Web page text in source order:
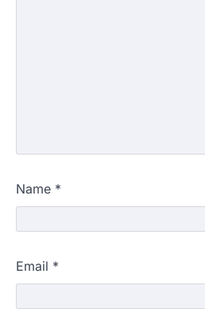
Name *
Email *